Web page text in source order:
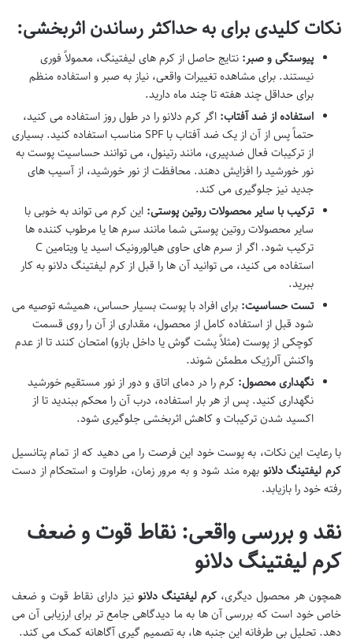
نکات کلیدی برای به حداکثر رساندن اثربخشی:
پیوستگی و صبر: نتایج حاصل از کرم های لیفتینگ، معمولاً فوری
نیستند. برای مشاهده تغییرات واقعی، نیاز به صبر و استفاده منظم
برای حداقل چند هفته تا چند ماه دارید.
استفاده از ضد آفتاب: اگر کرم دلانو را در طول روز استفاده می کنید،
حتماً پس از آن از یک ضد آفتاب با SPF مناسب استفاده کنید. بسیاری
از ترکیبات فعال ضدپیری، مانند رتینول، می توانند حساسیت پوست به
نور خورشید را افزایش دهند. محافظت از نور خورشید، از آسیب های
جدید نیز جلوگیری می کند.
ترکیب با سایر محصولات روتین پوستی: این کرم می تواند به خوبی با
سایر محصولات روتین پوستی شما مانند سرم ها یا مرطوب کننده ها
ترکیب شود. اگر از سرم های حاوی هیالورونیک اسید یا ویتامین C
استفاده می کنید، می توانید آن ها را قبل از کرم لیفتینگ دلانو به کار
ببرید.
تست حساسیت: برای افراد با پوست بسیار حساس، همیشه توصیه می
شود قبل از استفاده کامل از محصول، مقداری از آن را روی قسمت
کوچکی از پوست (مثلاً پشت گوش یا داخل بازو) امتحان کنند تا از عدم
واکنش آلرژیک مطمئن شوند.
نگهداری محصول: کرم را در دمای اتاق و دور از نور مستقیم خورشید
نگهداری کنید. پس از هر بار استفاده، درب آن را محکم ببندید تا از
اکسید شدن ترکیبات و کاهش اثربخشی جلوگیری شود.
با رعایت این نکات، به پوست خود این فرصت را می دهید که از تمام پتانسیل
کرم لیفتینگ دلانو بهره مند شود و به مرور زمان، طراوت و استحکام از دست
رفته خود را بازیابد.
نقد و بررسی واقعی: نقاط قوت و ضعف
کرم لیفتینگ دلانو
همچون هر محصول دیگری، کرم لیفتینگ دلانو نیز دارای نقاط قوت و ضعف
خاص خود است که بررسی آن ها به ما دیدگاهی جامع تر برای ارزیابی آن می
دهد. تحلیل بی طرفانه این جنبه ها، به تصمیم گیری آگاهانه کمک می کند.